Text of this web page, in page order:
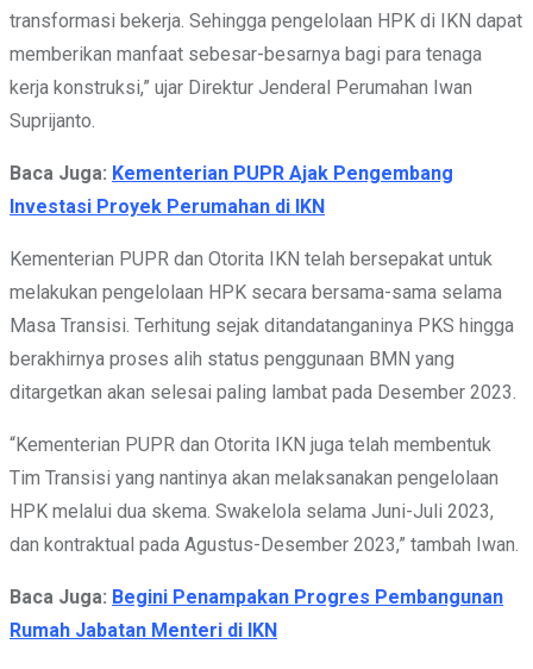
transformasi bekerja. Sehingga pengelolaan HPK di IKN dapat
memberikan manfaat sebesar-besarnya bagi para tenaga
kerja konstruksi,” ujar Direktur Jenderal Perumahan Iwan
Suprijanto.
Baca Juga: Kementerian PUPR Ajak Pengembang
Investasi Proyek Perumahan di IKN
Kementerian PUPR dan Otorita IKN telah bersepakat untuk
melakukan pengelolaan HPK secara bersama-sama selama
Masa Transisi. Terhitung sejak ditandatanganinya PKS hingga
berakhirnya proses alih status penggunaan BMN yang
ditargetkan akan selesai paling lambat pada Desember 2023.
“Kementerian PUPR dan Otorita IKN juga telah membentuk
Tim Transisi yang nantinya akan melaksanakan pengelolaan
HPK melalui dua skema. Swakelola selama Juni-Juli 2023,
dan kontraktual pada Agustus-Desember 2023,” tambah Iwan.
Baca Juga: Begini Penampakan Progres Pembangunan
Rumah Jabatan Menteri di IKN